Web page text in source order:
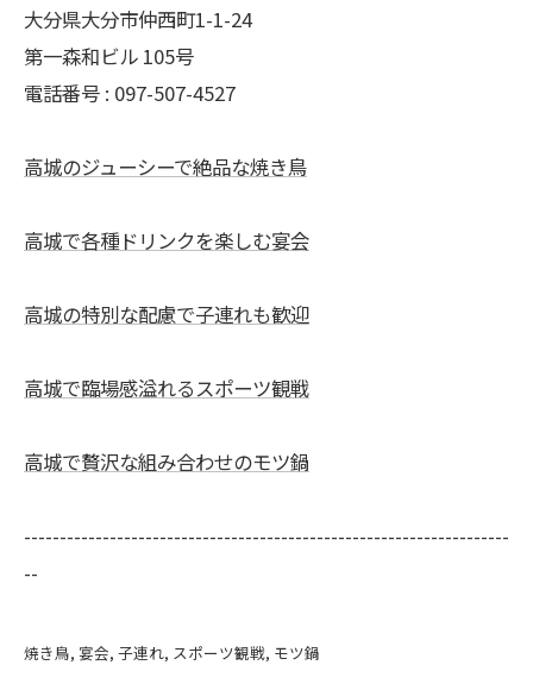
大分県大分市仲西町1-1-24
第一森和ビル 105号
電話番号 : 097-507-4527
高城のジューシーで絶品な焼き鳥
高城で各種ドリンクを楽しむ宴会
高城の特別な配慮で子連れも歓迎
高城で臨場感溢れるスポーツ観戦
高城で贅沢な組み合わせのモツ鍋
--------------------------------------------------------------------
--
焼き鳥 宴会 子連れ スポーツ観戦 モツ鍋